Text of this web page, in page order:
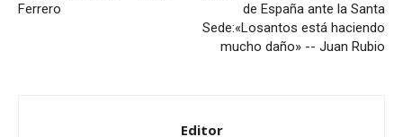
Ferrero
de España ante la Santa
Sede:«Losantos está haciendo
mucho daño» -- Juan Rubio
Editor